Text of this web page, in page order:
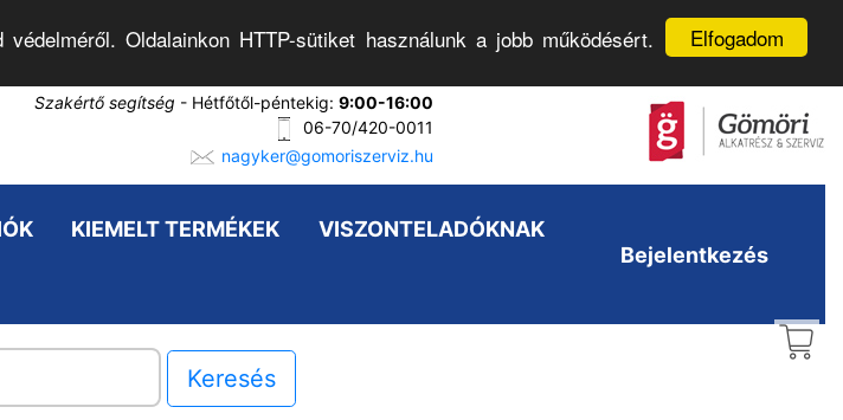
Elfogadom
védelméről. Oldalainkon HTTP-sütiket használunk a jobb működésért.
Szakértő segítség - Hétfőtől-péntekig: 9:00-16:00
06-70/420-0011
nagyker@gomoriszerviz.hu
KIEMELT TERMÉKEK VISZONTELADÓKNAK
Bejelentkezés
Keresés